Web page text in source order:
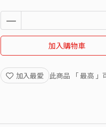
加入購物車
加入最愛 此商品 「 最高 」